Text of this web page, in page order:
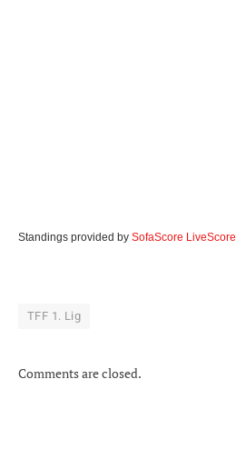
Standings provided by SofaScore LiveScore
TFF 1. Lig
Comments are closed.